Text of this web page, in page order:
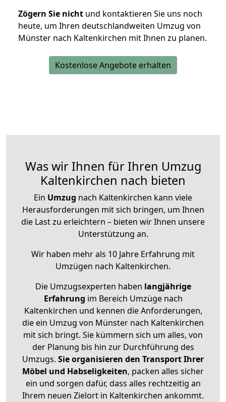
Zögern Sie nicht und kontaktieren Sie uns noch
heute, um Ihren deutschlandweiten Umzug von
Münster nach Kaltenkirchen mit Ihnen zu planen.
Kostenlose Angebote erhalten
Was wir Ihnen für Ihren Umzug
Kaltenkirchen nach bieten
Ein Umzug nach Kaltenkirchen kann viele
Herausforderungen mit sich bringen, um Ihnen
die Last zu erleichtern – bieten wir Ihnen unsere
Unterstützung an.
Wir haben mehr als 10 Jahre Erfahrung mit
Umzügen nach Kaltenkirchen.
Die Umzugsexperten haben langjährige
Erfahrung im Bereich Umzüge nach
Kaltenkirchen und kennen die Anforderungen,
die ein Umzug von Münster nach Kaltenkirchen
mit sich bringt. Sie kümmern sich um alles, von
der Planung bis hin zur Durchführung des
Umzugs. Sie organisieren den Transport Ihrer
Möbel und Habseligkeiten, packen alles sicher
ein und sorgen dafür, dass alles rechtzeitig an
Ihrem neuen Zielort in Kaltenkirchen ankommt.